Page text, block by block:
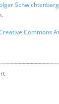
Schwichtenberg
Commons